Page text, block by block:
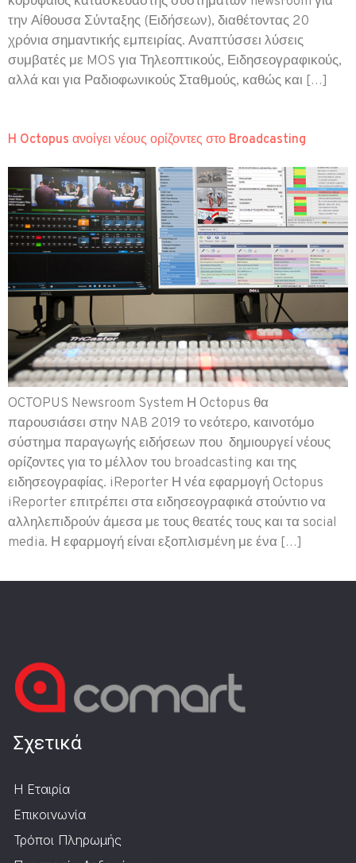
την Αίθουσα Σύνταξης (Ειδήσεων), διαθέτοντας 20
χρόνια σημαντικής εμπειρίας. Αναπτύσσει λύσεις
συμβατές με MOS για Τηλεοπτικούς, Ειδησεογραφικούς,
αλλά και για Ραδιοφωνικούς Σταθμούς, καθώς και […]
H Octopus ανοίγει νέους ορίζοντες στο Broadcasting
OCTOPUS Newsroom System Η Octopus θα
παρουσιάσει στην NAB 2019 το νεότερο, καινοτόμο
σύστημα παραγωγής ειδήσεων που δημιουργεί νέους
ορίζοντες για το μέλλον του broadcasting και της
ειδησεογραφίας. iReporter Η νέα εφαρμογή Octopus
iReporter επιτρέπει στα ειδησεογραφικά στούντιο να
αλληλεπιδρούν άμεσα με τους θεατές τους και τα social
media. Η εφαρμογή είναι εξοπλισμένη με ένα […]
Σχετικά
Η Εταιρία
Επικοινωνία
Τρόποι Πληρωμής